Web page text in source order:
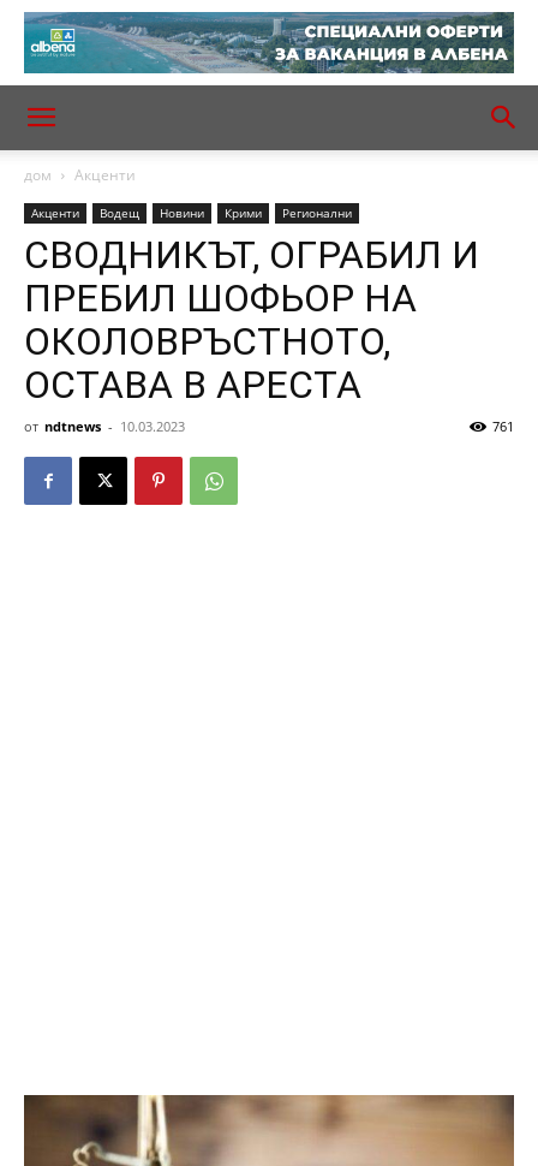
дом Акценти
Акценти Водещ Новини Крими Регионални
СВОДНИКЪТ, ОГРАБИЛ И
ПРЕБИЛ ШОФЬОР НА
ОКОЛОВРЪСТНОТО,
ОСТАВА В АРЕСТА
от ndtnews - 10.03.2023 761